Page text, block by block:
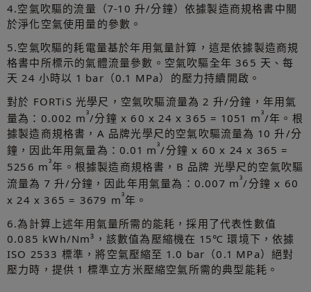
4.空氣吹驅的流量（7-10 升/分鐘）依據製造商規格書中關
於淨化空氣使用量的參數。
5.空氣吹驅的耗電量基於年用氣量計算，這是依據製造商規
格書中所標示的氣體流量參數。空氣吹驅全年 365 天、每
天 24 小時以 1 bar（0.1 MPa）的壓力持續開啟。
對於 FORTiS 光學尺，空氣吹驅流量為 2 升/分鐘，年用氣
量為：0.002 m³/分鐘 x 60 x 24 x 365 = 1051 m³/年。根
據製造商規格書，A 品牌光學尺的空氣吹驅流量為 10 升/分
鐘，因此年用氣量為：0.01 m³/分鐘 x 60 x 24 x 365 =
5256 m³年。根據製造商規格書，B 品牌 光學尺的空氣吹驅
流量為 7 升/分鐘，因此年用氣量為：0.007 m³/分鐘 x 60
x 24 x 365 = 3679 m³年。
6.為計算上述年用氣量所需的能耗，採用了代表性數值
0.085 kWh/Nm³，該數值為壓縮機在 15℃ 環境下，依據
ISO 2533 標準，將空氣壓縮至 1.0 bar（0.1 MPa）絕對
壓力時，提供 1 標準立方米壓縮空氣所需的典型能耗。